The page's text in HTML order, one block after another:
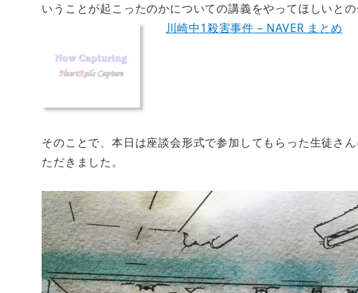
いうことが起こったのかについての講義をやってほしいとの
川崎中1殺害事件 – NAVER まとめ
そのことで、本日は座談会形式で参加してもらった生徒さ
ただきました。